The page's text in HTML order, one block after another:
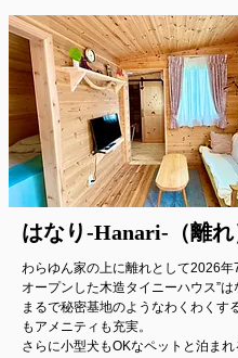
はなり-Hanari-（離れ
わらゆん家の上に離れとして2026年
オープンした木造タイニーハウス”は
まるで秘密基地のようなわくわくす
もアメニティも充実。​
さらに小型犬もOKなペットと泊まれ